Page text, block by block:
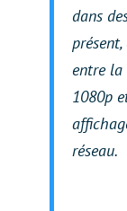
dans
entre la
1080p
réseau.